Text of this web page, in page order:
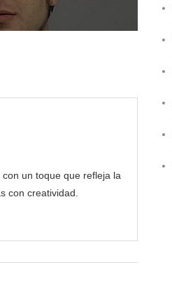
un toque que refleja la
con creatividad.